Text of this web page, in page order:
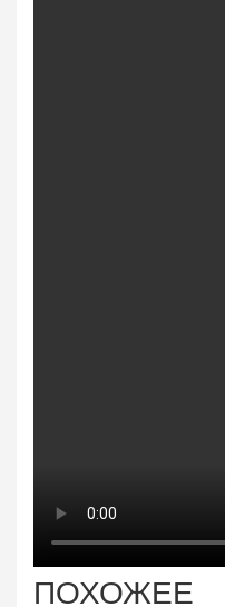
ПОХОЖЕЕ